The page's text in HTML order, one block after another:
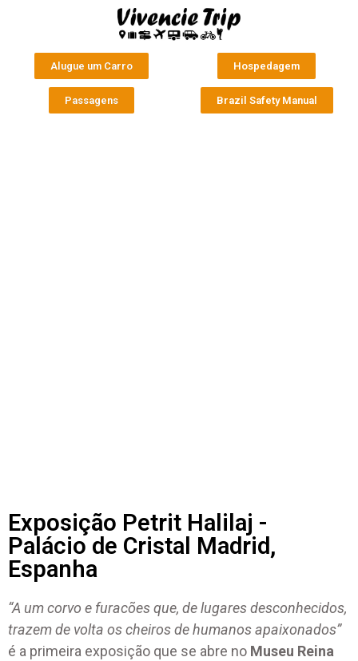
Alugue um Carro Hospedagem
Passagens Brazil Safety Manual
Exposição Petrit Halilaj -
Palácio de Cristal Madrid,
Espanha
“A um corvo e furacões que, de lugares desconhecidos,
trazem de volta os cheiros de humanos apaixonados”
é a primeira exposição que se abre no Museu Reina